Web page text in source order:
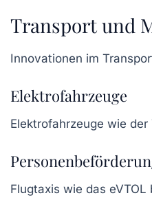
Transport und
Innovationen im
Elektrofahrzeuge
Elektrofahrzeuge wie der
Flugtaxis wie das eVTOL